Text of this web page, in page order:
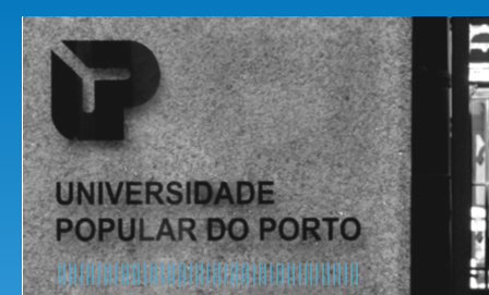
Universidade
Popular do
Porto
Associação
Cultural